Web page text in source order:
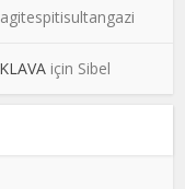
için Sibel